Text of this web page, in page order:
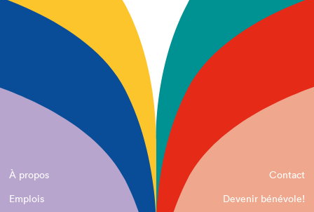
À propos
Contact
Emplois
Devenir bénévole!